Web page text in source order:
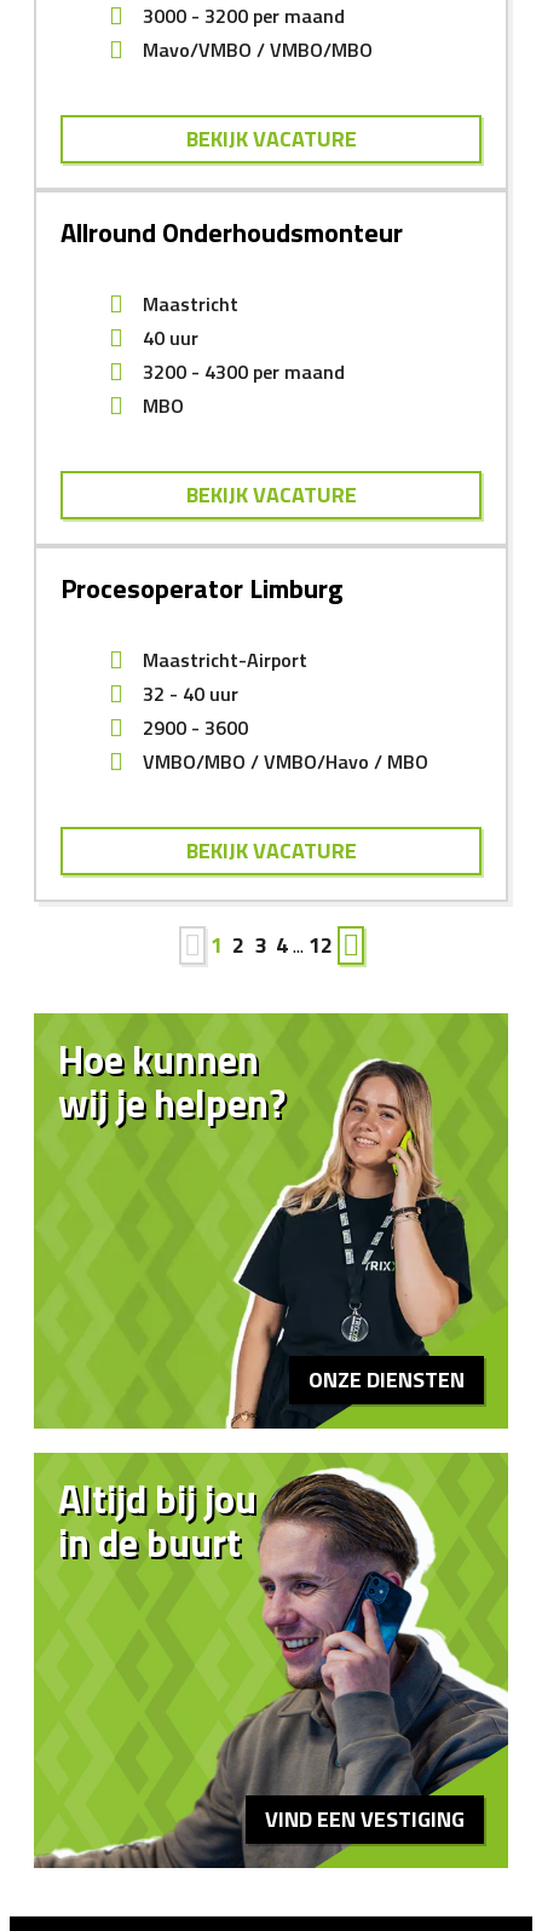
3000 - 3200 per maand
Mavo/VMBO
VMBO/MBO
BEKIJK VACATURE
Allround Onderhoudsmonteur
Maastricht
40 uur
3200 - 4300 per maand
MBO
BEKIJK VACATURE
Procesoperator Limburg
Maastricht-Airport
32 - 40 uur
2900 - 3600
VMBO/MBO
VMBO/Havo MBO
BEKIJK VACATURE
1 2 3 4... 12
Hoe kunnen
wij je helpen?
ONZE DIENSTEN
Altijd bij jou
in de buurt
VIND EEN VESTIGING